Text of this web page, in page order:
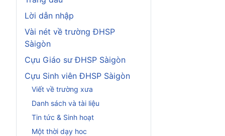
Lời dẫn nhập
Vài nét về trường ĐHSP
Sàigòn
Cựu Giáo sư ĐHSP Sàigòn
Cựu Sinh viên ĐHSP Sàigòn
Viết về trường xưa
Danh sách và tài liệu
Tin tức & Sinh hoạt
Một thời dạy hoc